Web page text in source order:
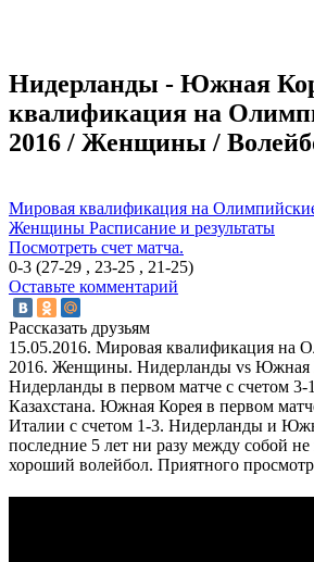
Нидерланды - Южная
квалификация на
2016 / Женщины /
Мировая квалификация на
Женщины Расписание и результаты
Посмотреть счет матча.
0-3 (27-29 , 23-25 , 21-25)
Оставьте комментарий
Рассказать друзьям
15.05.2016. Мировая квалификация на
2016. Женщины. Нидерланды vs Южная
Нидерланды в первом матче с счетом
Казахстана. Южная Корея в первом
Италии с счетом 1-3. Нидерланды и
последние 5 лет ни разу между собой
хороший волейбол. Приятного